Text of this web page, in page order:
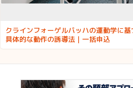
クラインフォーゲルバッハの運動学に基
具体的な動作の誘導法｜一括申込